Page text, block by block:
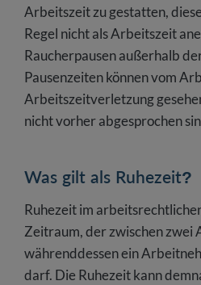
Arbeitszeit zu gestatten,
Regel nicht als Arbeitszeit
Raucherpausen außerhalb
Pausenzeiten können vom
Arbeitszeitverletzung
nicht vorher abgesprochen
Was gilt als Ruhezeit?
Ruhezeit im
Zeitraum, der zwischen zwei
währenddessen ein
darf. Die Ruhezeit kann